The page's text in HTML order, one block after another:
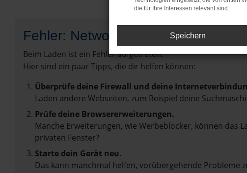
Fehler: Network Error
Beim Laden ist ein Fehler aufgetreten.
Hier sind ein paar Tipps, die dir helfen können:
Überprüfe deine Firewall und deine
Laden andere Webseiten, zum Beispiel deine
Prüfe deine Browsererweiterungen.
Manche Erweiterungen, wie Werbeblocker, können das
privaten Fenster?
Starte dein Gerät neu.
Das kann manchmal helfen, vorübergehende Probleme
die für Ihre Interessen relevant sind.
Speichern